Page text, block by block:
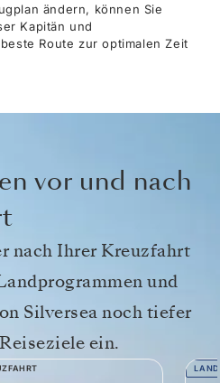
ändern, können Sie
Kapitän und
Route zur optimalen Zeit
vor und nach
nach Ihrer Kreuzfahrt
und
Silversea noch tiefer
ein.